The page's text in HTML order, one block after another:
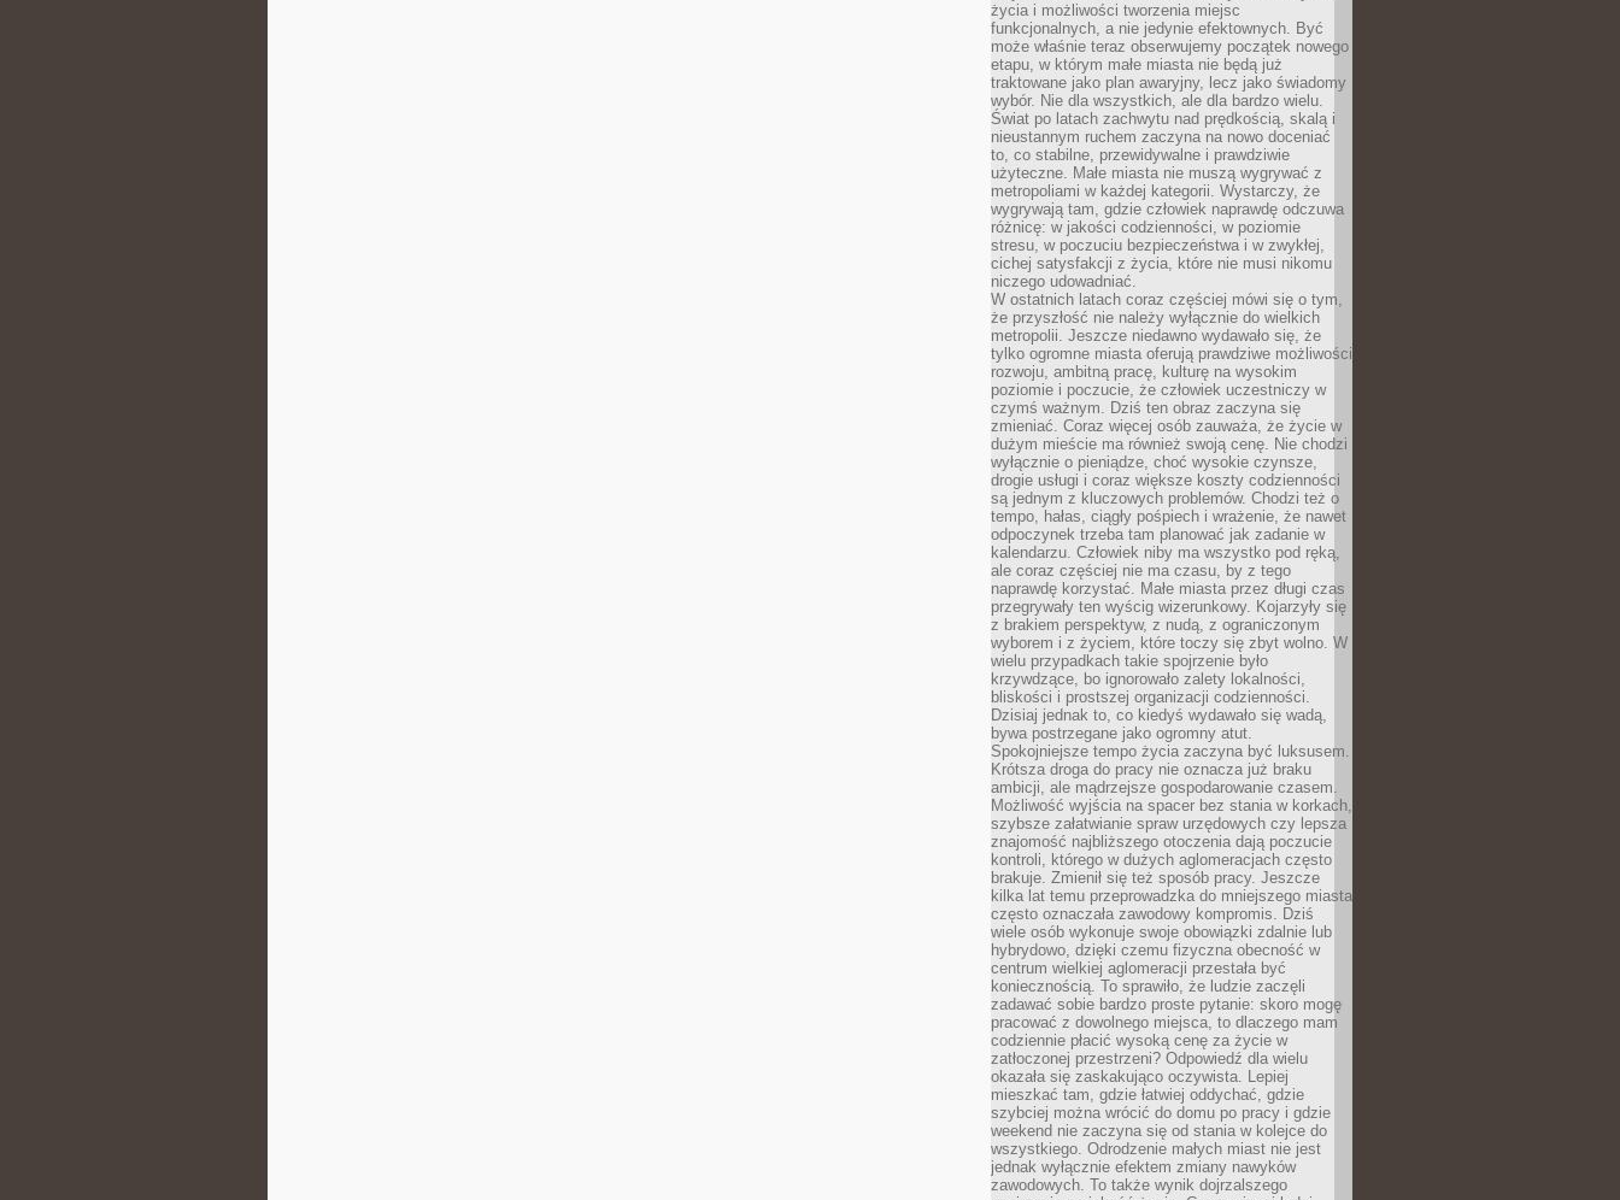
życia i możliwości tworzenia miejsc
funkcjonalnych, a nie jedynie efektownych. Być
może właśnie teraz obserwujemy początek nowego
etapu, w którym małe miasta nie będą już
traktowane jako plan awaryjny, lecz jako świadomy
wybór. Nie dla wszystkich, ale dla bardzo wielu.
Świat po latach zachwytu nad prędkością, skalą i
nieustannym ruchem zaczyna na nowo doceniać
to, co stabilne, przewidywalne i prawdziwie
użyteczne. Małe miasta nie muszą wygrywać z
metropoliami w każdej kategorii. Wystarczy, że
wygrywają tam, gdzie człowiek naprawdę odczuwa
różnicę: w jakości codzienności, w poziomie
stresu, w poczuciu bezpieczeństwa i w zwykłej,
cichej satysfakcji z życia, które nie musi nikomu
niczego udowadniać.
W ostatnich latach coraz częściej mówi się o tym,
że przyszłość nie należy wyłącznie do wielkich
metropolii. Jeszcze niedawno wydawało się, że
tylko ogromne miasta oferują prawdziwe możliwości
rozwoju, ambitną pracę, kulturę na wysokim
poziomie i poczucie, że człowiek uczestniczy w
czymś ważnym. Dziś ten obraz zaczyna się
zmieniać. Coraz więcej osób zauważa, że życie w
dużym mieście ma również swoją cenę. Nie chodzi
wyłącznie o pieniądze, choć wysokie czynsze,
drogie usługi i coraz większe koszty codzienności
są jednym z kluczowych problemów. Chodzi też o
tempo, hałas, ciągły pośpiech i wrażenie, że nawet
odpoczynek trzeba tam planować jak zadanie w
kalendarzu. Człowiek niby ma wszystko pod ręką,
ale coraz częściej nie ma czasu, by z tego
naprawdę korzystać. Małe miasta przez długi czas
przegrywały ten wyścig wizerunkowy. Kojarzyły się
z brakiem perspektyw, z nudą, z ograniczonym
wyborem i z życiem, które toczy się zbyt wolno. W
wielu przypadkach takie spojrzenie było
krzywdzące, bo ignorowało zalety lokalności,
bliskości i prostszej organizacji codzienności.
Dzisiaj jednak to, co kiedyś wydawało się wadą,
bywa postrzegane jako ogromny atut.
Spokojniejsze tempo życia zaczyna być luksusem.
Krótsza droga do pracy nie oznacza już braku
ambicji, ale mądrzejsze gospodarowanie czasem.
Możliwość wyjścia na spacer bez stania w korkach,
szybsze załatwianie spraw urzędowych czy lepsza
znajomość najbliższego otoczenia dają poczucie
kontroli, którego w dużych aglomeracjach często
brakuje. Zmienił się też sposób pracy. Jeszcze
kilka lat temu przeprowadzka do mniejszego miasta
często oznaczała zawodowy kompromis. Dziś
wiele osób wykonuje swoje obowiązki zdalnie lub
hybrydowo, dzięki czemu fizyczna obecność w
centrum wielkiej aglomeracji przestała być
koniecznością. To sprawiło, że ludzie zaczęli
zadawać sobie bardzo proste pytanie: skoro mogę
pracować z dowolnego miejsca, to dlaczego mam
codziennie płacić wysoką cenę za życie w
zatłoczonej przestrzeni? Odpowiedź dla wielu
okazała się zaskakująco oczywista. Lepiej
mieszkać tam, gdzie łatwiej oddychać, gdzie
szybciej można wrócić do domu po pracy i gdzie
weekend nie zaczyna się od stania w kolejce do
wszystkiego. Odrodzenie małych miast nie jest
jednak wyłącznie efektem zmiany nawyków
zawodowych. To także wynik dojrzalszego